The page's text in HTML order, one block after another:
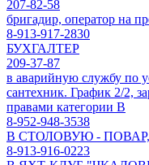
207-82-58
бригадир, оператор на
8-913-917-2830
БУХГАЛТЕР
209-37-87
в аварийную службу по
сантехник. График 2/2,
правами категории В
8-952-948-3538
В СТОЛОВУЮ -
8-913-916-0223